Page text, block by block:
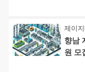
제이
향남
원 모
경